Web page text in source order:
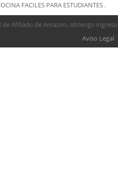
FACILES PARA ESTUDIANTES .
de Afiliado de Amazon, obtengo
Aviso Legal